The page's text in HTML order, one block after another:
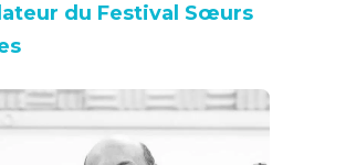
du Festival Sœurs